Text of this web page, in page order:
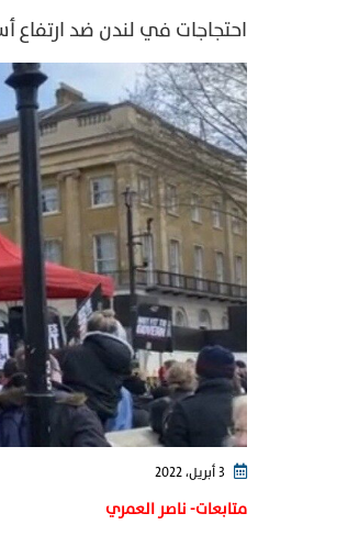
احتجاجات في لندن ضد ارتفاع
متابعات- ناصر العمري